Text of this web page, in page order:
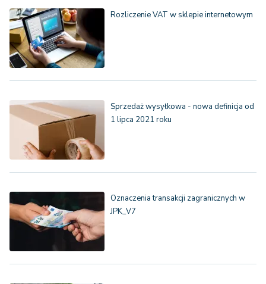
Rozliczenie VAT w sklepie internetowym
Sprzedaż wysyłkowa - nowa definicja od
1 lipca 2021 roku
Oznaczenia transakcji zagranicznych w
JPK_V7